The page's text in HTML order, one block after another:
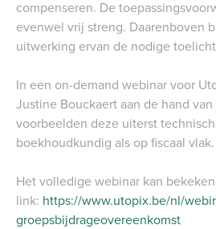
compenseren. De
evenwel vrij streng. Daarenboven
uitwerking ervan de nodige
In een on-demand webinar voor
Justine Bouckaert aan de hand
voorbeelden deze uiterst
boekhoudkundig als op fiscaal vlak.
Het volledige webinar kan
link: https://www.utopix.be/nl/
groepsbijdrageovereenkomst